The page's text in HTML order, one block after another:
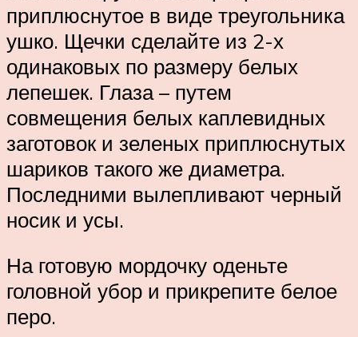
приплюснутое в виде треугольника
ушко. Щечки сделайте из 2-х
одинаковых по размеру белых
лепешек. Глаза – путем
совмещения белых каплевидных
заготовок и зеленых приплюснутых
шариков такого же диаметра.
Последними вылепливают черный
носик и усы.
На готовую мордочку оденьте
головной убор и прикрепите белое
перо.